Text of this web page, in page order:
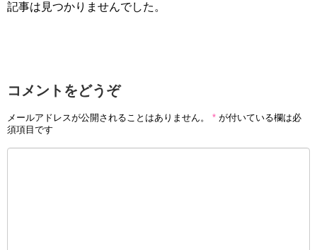
記事は見つかりませんでした。
コメントをどうぞ
メールアドレスが公開されることはありません。 * が付いている欄は必
須項目です